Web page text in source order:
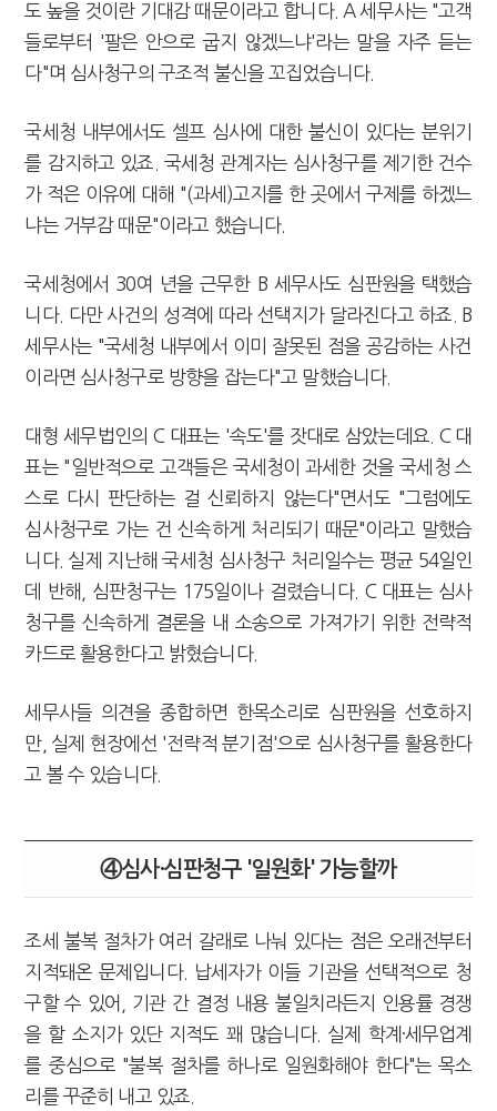
도 높을 것이란 기대감 때문이라고 합니다. A 세무사는 "고객
들로부터 '팔은 안으로 굽지 않겠느냐'라는 말을 자주 듣는
다"며 심사청구의 구조적 불신을 꼬집었습니다.
국세청 내부에서도 셀프 심사에 대한 불신이 있다는 분위기
를 감지하고 있죠. 국세청 관계자는 심사청구를 제기한 건수
가 적은 이유에 대해 "(과세)고지를 한 곳에서 구제를 하겠느
냐는 거부감 때문"이라고 했습니다.
국세청에서 30여 년을 근무한 B 세무사도 심판원을 택했습
니다. 다만 사건의 성격에 따라 선택지가 달라진다고 하죠. B
세무사는 "국세청 내부에서 이미 잘못된 점을 공감하는 사건
이라면 심사청구로 방향을 잡는다"고 말했습니다.
대형 세무법인의 C 대표는 '속도'를 잣대로 삼았는데요. C 대
표는 "일반적으로 고객들은 국세청이 과세한 것을 국세청 스
스로 다시 판단하는 걸 신뢰하지 않는다"면서도 "그럼에도
심사청구로 가는 건 신속하게 처리되기 때문"이라고 말했습
니다. 실제 지난해 국세청 심사청구 처리일수는 평균 54일인
데 반해, 심판청구는 175일이나 걸렸습니다. C 대표는 심사
청구를 신속하게 결론을 내 소송으로 가져가기 위한 전략적
카드로 활용한다고 밝혔습니다.
세무사들 의견을 종합하면 한목소리로 심판원을 선호하지
만, 실제 현장에선 '전략적 분기점'으로 심사청구를 활용한다
고 볼 수 있습니다.
④심사·심판청구 '일원화' 가능할까
조세 불복 절차가 여러 갈래로 나눠 있다는 점은 오래전부터
지적돼온 문제입니다. 납세자가 이들 기관을 선택적으로 청
구할 수 있어, 기관 간 결정 내용 불일치라든지 인용률 경쟁
을 할 소지가 있단 지적도 꽤 많습니다. 실제 학계·세무업계
를 중심으로 "불복 절차를 하나로 일원화해야 한다"는 목소
리를 꾸준히 내고 있죠.